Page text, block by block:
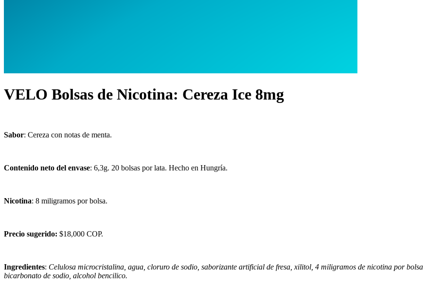
VELO Bolsas de Nicotina: Cereza Ice 8mg
Sabor: Cereza con notas de menta.
Contenido neto del envase: 6,3g. 20 bolsas por lata. Hecho en Hungría.
Nicotina: 8 miligramos por bolsa.
Precio sugerido: $18,000 COP.
Ingredientes: Celulosa microcristalina, agua, cloruro de sodio, saborizante artificial de fresa, xilitol, 4 miligramos de nicotina por
bicarbonato de sodio, alcohol bencilico.